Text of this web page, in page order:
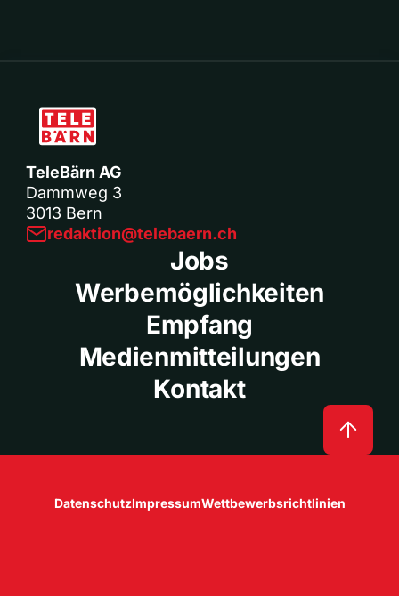
TeleBärn AG
Dammweg 3
3013 Bern
redaktion@telebaern.ch
Jobs
Werbemöglichkeiten
Empfang
Medienmitteilungen
Kontakt
DatenschutzImpressumWettbewerbsrichtlinien